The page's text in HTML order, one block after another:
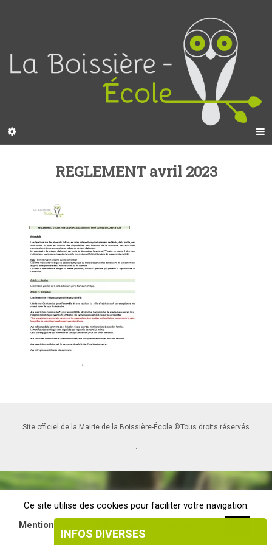
REGLEMENT avril 2023
Site officiel de la Mairie de la Boissière-École ©Tous droits réservés
Ce site utilise des cookies pour faciliter votre navigation.
Mentions légales & Politique de confidentialité
INFOS DIVERSES